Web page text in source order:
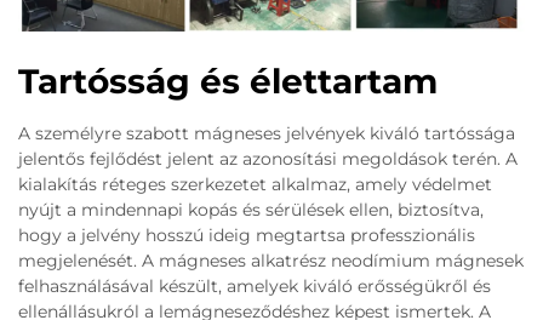
Tartósság és élettartam
A személyre szabott mágneses jelvények kiváló tartóssága
jelentős fejlődést jelent az azonosítási megoldások terén. A
kialakítás réteges szerkezetet alkalmaz, amely védelmet
nyújt a mindennapi kopás és sérülések ellen, biztosítva,
hogy a jelvény hosszú ideig megtartsa professzionális
megjelenését. A mágneses alkatrész neodímium mágnesek
felhasználásával készült, amelyek kiváló erősségükről és
ellenállásukról a lemágneseződéshez képest ismertek. A